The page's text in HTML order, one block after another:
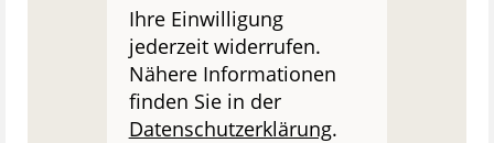
Ihre Einwilligung
jederzeit widerrufen.
Nähere Informationen
finden Sie in der
Datenschutzerklärung.